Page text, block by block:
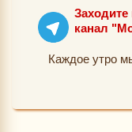
канал
Каждое утро